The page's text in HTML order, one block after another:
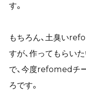
す。
もちろん、土臭い
すが、作ってもらい
で、今度refomedチ
ろです。